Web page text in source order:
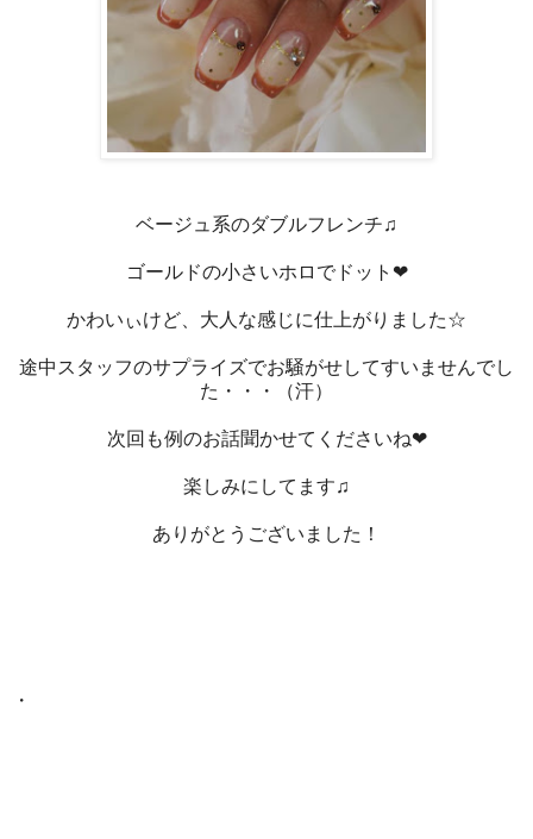
ベージュ系のダブルフレンチ♫
ゴールドの小さいホロでドット❤
かわいぃけど、大人な感じに仕上がりました☆
途中スタッフのサプライズでお騒がせしてすいませんでし
た・・・（汗）
次回も例のお話聞かせてくださいね❤
楽しみにしてます♫
ありがとうございました！
・